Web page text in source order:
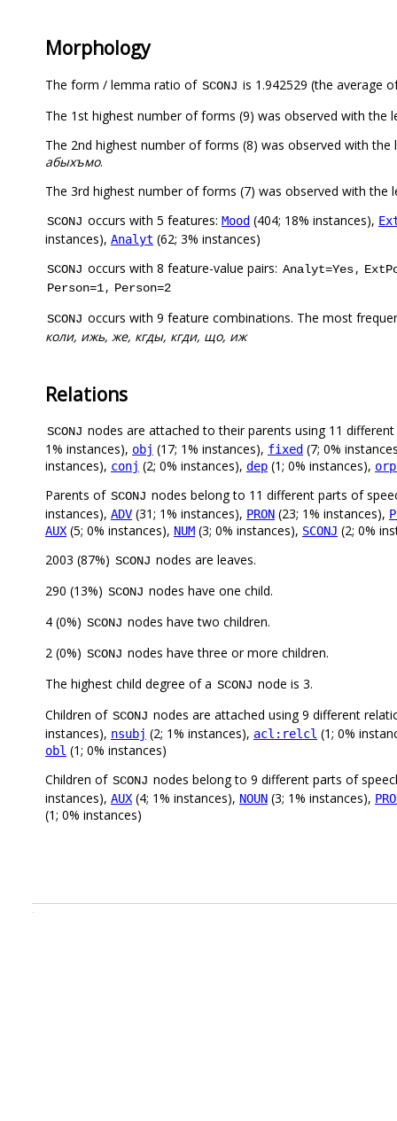
Morphology
The form / lemma ratio of SCONJ is 1.942529 (the average
The 1st highest number of forms (9) was observed with the
The 2nd highest number of forms (8) was observed with the
абыхъмо.
The 3rd highest number of forms (7) was observed with the
SCONJ occurs with 5 features: Mood (404; 18% instances),
instances), Analyt (62; 3% instances)
SCONJ occurs with 8 feature-value pairs: Analyt=Yes,
Person=1, Person=2
SCONJ occurs with 9 feature combinations. The most
коли, ижь, же, кгды, кгди, що, иж
Relations
SCONJ nodes are attached to their parents using 11
1% instances), obj (17; 1% instances), fixed (7; 0%
instances), conj (2; 0% instances), dep (1; 0% instances),
Parents of SCONJ nodes belong to 11 different parts of
instances), ADV (31; 1% instances), PRON (23; 1% instances),
AUX (5; 0% instances), NUM (3; 0% instances), SCONJ (2; 0%
2003 (87%) SCONJ nodes are leaves.
290 (13%) SCONJ nodes have one child.
4 (0%) SCONJ nodes have two children.
2 (0%) SCONJ nodes have three or more children.
The highest child degree of a SCONJ node is 3.
Children of SCONJ nodes are attached using 9 different
instances), nsubj (2; 1% instances), acl:relcl (1; 0%
obl (1; 0% instances)
Children of SCONJ nodes belong to 9 different parts of
instances), AUX (4; 1% instances), NOUN (3; 1% instances),
(1; 0% instances)
.